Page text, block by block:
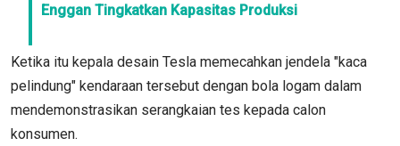
Enggan Tingkatkan Kapasitas Produksi
Ketika itu kepala desain Tesla memecahkan jendela "kaca
pelindung" kendaraan tersebut dengan bola logam dalam
mendemonstrasikan serangkaian tes kepada calon
konsumen.